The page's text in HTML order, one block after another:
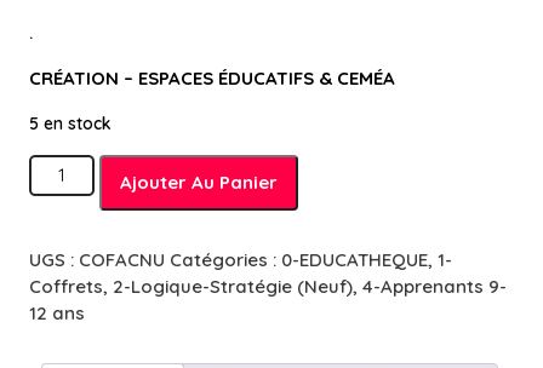
.
CRÉATION – ESPACES ÉDUCATIFS & CEMÉA
5 en stock
quantité
de
-
8
à
Ajouter Au Panier
UGS : COFACNU Catégories : 0-EDUCATHEQUE, 1-
Coffrets, 2-Logique-Stratégie (Neuf), 4-Apprenants 9-
12 ans